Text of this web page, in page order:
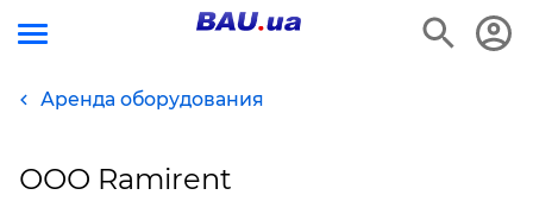
Аренда оборудования
ООО Ramirent